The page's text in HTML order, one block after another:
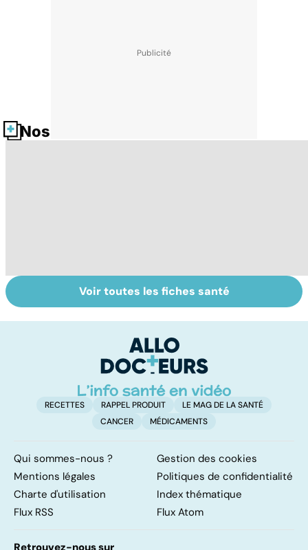
Nos fiches santé
Laboratoires,
bienfaiteurs ou
Tout savoir sur
les infections
Voir toutes les fiches santé
RECETTES RAPPEL PRODUIT
LE MAG DE LA SANTÉ
CANCER
MÉDICAMENTS
Qui sommes-nous ?
Gestion des cookies
Mentions légales
Politiques de confidentialité
Charte d'utilisation
Index thématique
Flux RSS
Flux Atom